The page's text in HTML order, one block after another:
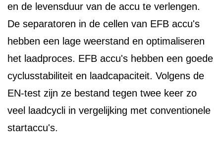
en de levensduur van de accu te verlengen.
De separatoren in de cellen van EFB accu's
hebben een lage weerstand en optimaliseren
het laadproces. EFB accu's hebben een goede
cyclusstabiliteit en laadcapaciteit. Volgens de
EN-test zijn ze bestand tegen twee keer zo
veel laadcycli in vergelijking met conventionele
startaccu's.